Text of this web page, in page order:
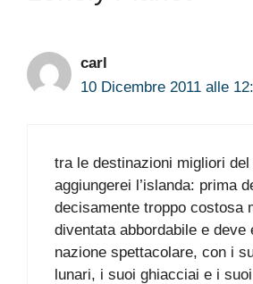
carl
10 Dicembre 2011 alle
tra le destinazioni migliori del
aggiungerei l’islanda: prima
decisamente troppo costosa
diventata abbordabile e deve
nazione spettacolare, con i
lunari, i suoi ghiacciai e i